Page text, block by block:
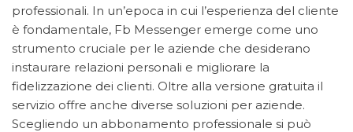
professionali. In un’epoca in cui l’esperienza del cliente
è fondamentale, Fb Messenger emerge come uno
strumento cruciale per le aziende che desiderano
instaurare relazioni personali e migliorare la
fidelizzazione dei clienti. Oltre alla versione gratuita il
servizio offre anche diverse soluzioni per aziende.
Scegliendo un abbonamento professionale si può